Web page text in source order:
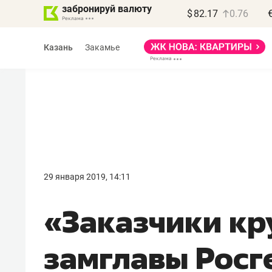
забронируй валюту $ 82.17 0.76
Казань Закамье
29 января 2019, 14:11
«Заказчики
замглавы
правил, бизнес может
потерять минимум